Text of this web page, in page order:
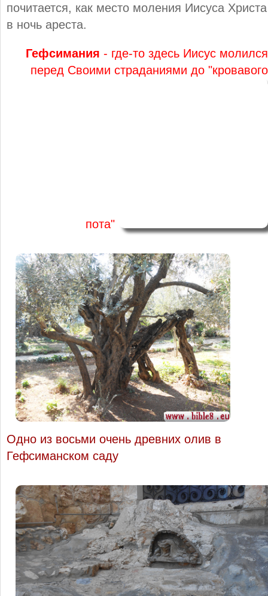
почитается, как место моления Иисуса Христа
в ночь ареста.
Гефсимания - где-то здесь Иисус молился
перед Своими страданиями до "кровавого
пота"
Одно из восьми очень древних олив в
Гефсиманском саду